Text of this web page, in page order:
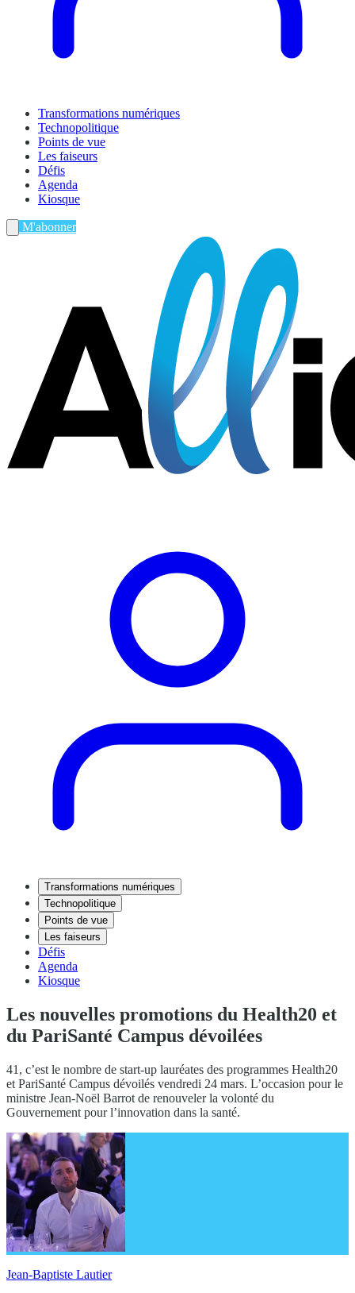
Transformations numériques
Technopolitique
Points de vue
Les faiseurs
Défis
Agenda
Kiosque
M'abonner
Transformations numériques
Technopolitique
Points de vue
Les faiseurs
Défis
Agenda
Kiosque
Les nouvelles promotions du Health20 et
du PariSanté Campus dévoilées
41, c’est le nombre de start-up lauréates des programmes Health20
et PariSanté Campus dévoilés vendredi 24 mars. L’occasion pour le
ministre Jean-Noël Barrot de renouveler la volonté du
Gouvernement pour l’innovation dans la santé.
Jean-Baptiste Lautier